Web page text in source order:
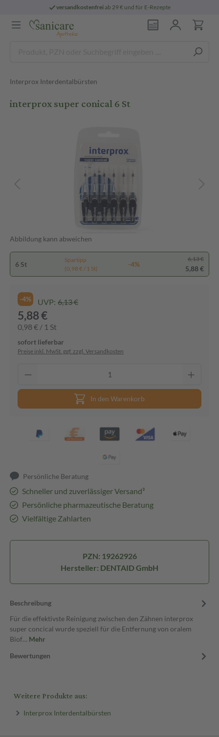
versandkostenfreiab 29 € und für E-Rezepte
Interprox Interdentalbürsten
interprox super conical 6 St
Abbildung kann abweichen
6 St
Spartipp
(0,98 € / 1 St)
-4%
6,13 €
5,88 €
-4% UVP: 6,13 €
5,88 €
0,98 € / 1 St
sofort lieferbar
Preise inkl. MwSt. ggf. zzgl. Versandkosten
In den Warenkorb
Persönliche Beratung
Schneller und zuverlässiger Versand³
Persönliche pharmazeutische Beratung
Vielfältige Zahlarten
PZN: 19262926
Hersteller: DENTAID GmbH
Beschreibung
Für die effektivste Reinigung zwischen den Zähnen interprox
super concical wurde speziell für die Entfernung von oralem
Biof… Mehr
Bewertungen
Weitere Produkte aus:
Interprox Interdentalbürsten